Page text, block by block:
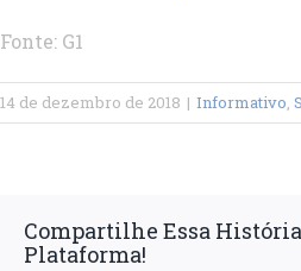
Fonte: G1
14 de dezembro de 2018 | Informativo,
Compartilhe Essa
Plataforma!